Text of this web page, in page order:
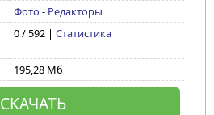
Фото - Редакторы
0 / 592 | Статистика
195,28 Мб
СКАЧАТЬ